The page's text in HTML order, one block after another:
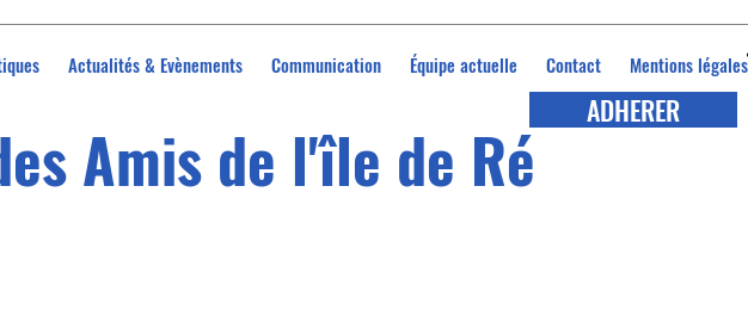
Actualités & Evènements Communication Équipe actuelle Contact Mentions légales
Amis de l'île de Ré
ADHERER